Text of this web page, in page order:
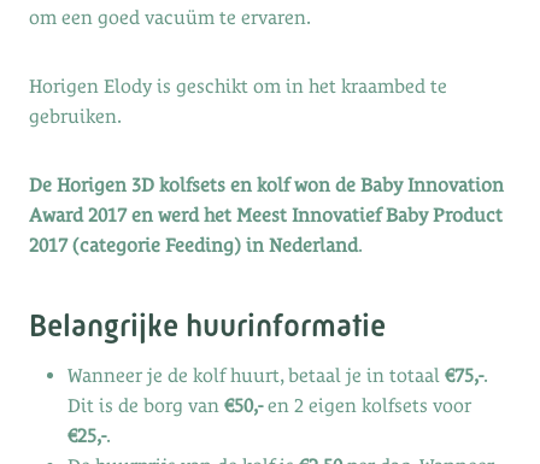
om een goed vacuüm te ervaren.
Horigen Elody is geschikt om in het kraambed te
gebruiken.
De Horigen 3D kolfsets en kolf won de Baby Innovation
Award 2017 en werd het Meest Innovatief Baby Product
2017 (categorie Feeding) in Nederland.
Belangrijke huurinformatie
Wanneer je de kolf huurt, betaal je in totaal €75,-.
Dit is de borg van €50,-en 2 eigen kolfsets voor
€25,-.